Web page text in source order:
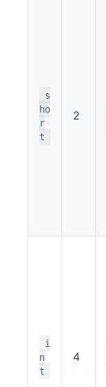
s
ho
r
t
2
i
n
t
4